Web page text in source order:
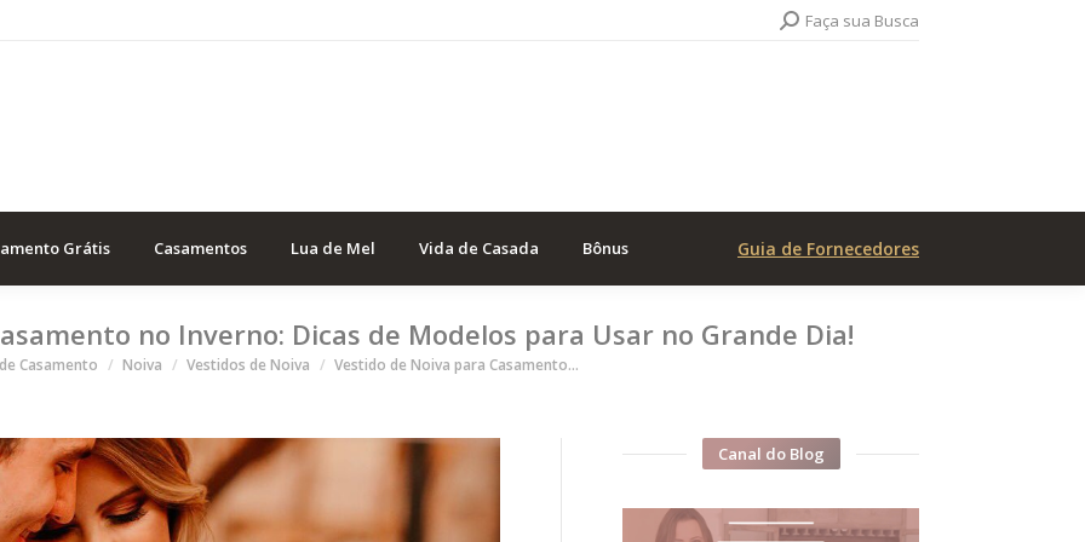
Search:Faça sua Busca
Grátis Casamentos Lua de Mel Vida de Casada Bônus Guia de Fornecedores
no Inverno: Dicas de Modelos para Usar no Grande Dia!
aqui
Casamento Noiva Vestidos de Noiva Vestido de Noiva para Casamento…
Canal do Blog